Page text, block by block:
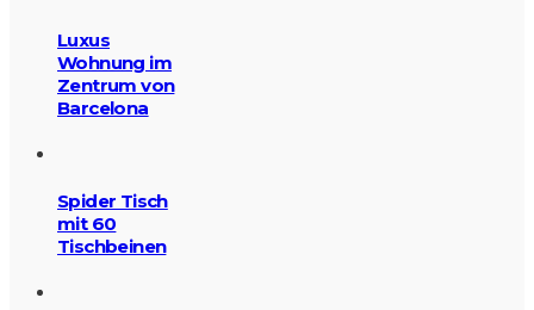
Luxus
Wohnung im
Zentrum von
Barcelona
Spider Tisch
mit 60
Tischbeinen